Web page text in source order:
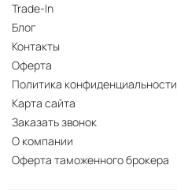
Trade-In
Блог
Контакты
Оферта
Политика конфиденциальности
Карта сайта
Заказать звонок
О компании
Оферта таможенного брокера